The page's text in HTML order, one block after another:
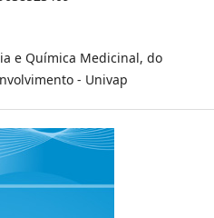
e Química Medicinal, do
- Univap